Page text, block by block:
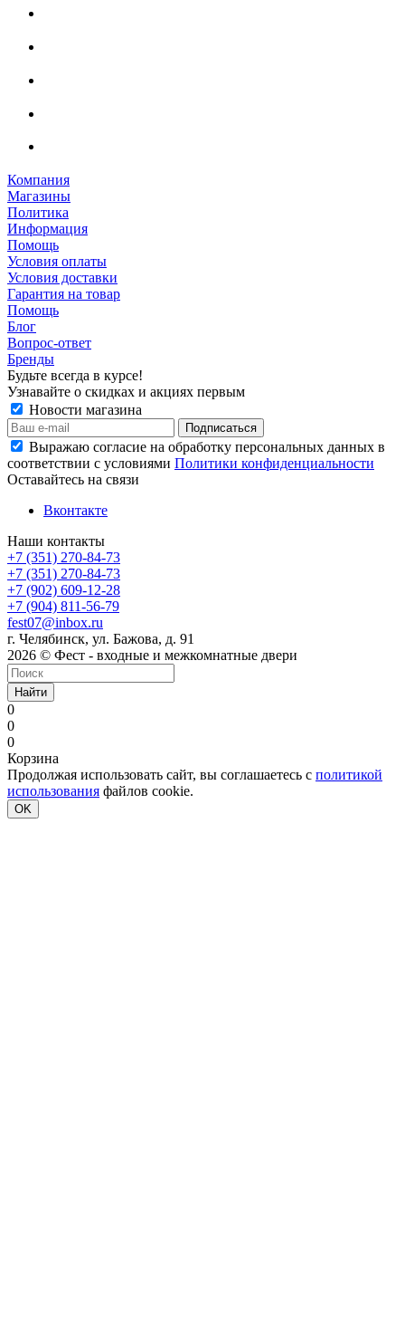
Компания
Магазины
Политика
Информация
Помощь
Условия оплаты
Условия доставки
Гарантия на товар
Помощь
Блог
Вопрос-ответ
Бренды
Будьте всегда в курсе!
Узнавайте о скидках и акциях первым
Новости магазина
Выражаю согласие на обработку персональных данных в
соответствии с условиями Политики конфиденциальности
Оставайтесь на связи
Вконтакте
Наши контакты
+7 (351) 270-84-73
+7 (351) 270-84-73
+7 (902) 609-12-28
+7 (904) 811-56-79
fest07@inbox.ru
г. Челябинск, ул. Бажова, д. 91
2026 © Фест - входные и межкомнатные двери
Найти
0
0
0
Корзина
Продолжая использовать сайт, вы соглашаетесь с политикой
использования файлов cookie.
OK